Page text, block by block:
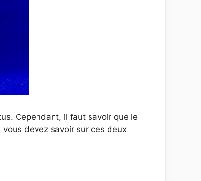
Cependant, il faut savoir que le
devez savoir sur ces deux